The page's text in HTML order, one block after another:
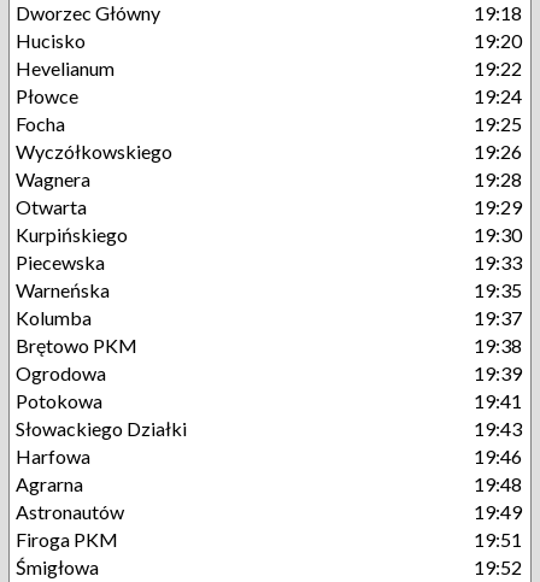
Dworzec Główny
19:18
Hucisko
19:20
Hevelianum
19:22
Płowce
19:24
Focha
19:25
Wyczółkowskiego
19:26
Wagnera
19:28
Otwarta
19:29
Kurpińskiego
19:30
Piecewska
19:33
Warneńska
19:35
Kolumba
19:37
Brętowo PKM
19:38
Ogrodowa
19:39
Potokowa
19:41
Słowackiego Działki
19:43
Harfowa
19:46
Agrarna
19:48
Astronautów
19:49
Firoga PKM
19:51
Śmigłowa
19:52